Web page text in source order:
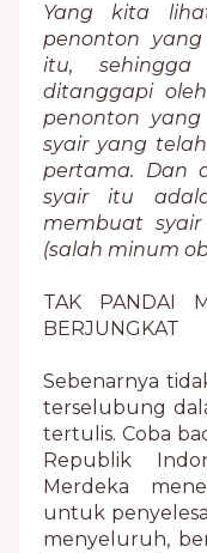
Yang kita
penonton
itu,
ditanggapi
penonton
syair yang
pertama. Dan
syair itu
membuat
(salah minum
TAK PANDAI
BERJUNGKAT
Sebenarnya
terselubung
tertulis. Coba
Republik
Merdeka
untuk
menyeluruh,